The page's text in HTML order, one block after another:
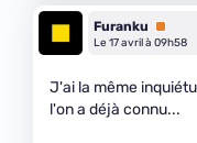
Furanku
Premium
Le 17 avril à 09h58
J'ai la même
l'on a déjà connu...